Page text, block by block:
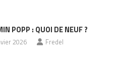
POPP : QUOI DE NEUF ?
2026 Fredel